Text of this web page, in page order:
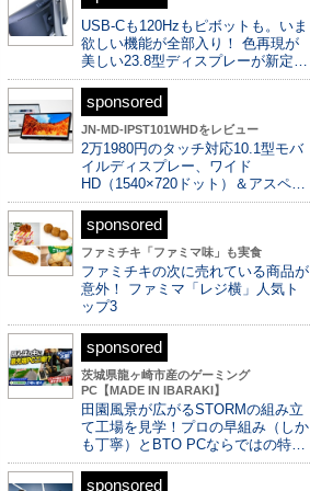
USB-Cも120Hzもピボットも。いま
欲しい機能が全部入り！ 色再現が
美しい23.8型ディスプレーが新定…
sponsored
JN-MD-IPST101WHDをレビュー
2万1980円のタッチ対応10.1型モバ
イルディスプレー、ワイド
HD（1540×720ドット）＆アスペ…
sponsored
ファミチキ「ファミマ味」も実食
ファミチキの次に売れている商品が
意外！ ファミマ「レジ横」人気ト
ップ3
sponsored
茨城県龍ヶ崎市産のゲーミング
PC【MADE IN IBARAKI】
田園風景が広がるSTORMの組み立
て工場を見学！プロの早組み（しか
も丁寧）とBTO PCならではの特…
sponsored